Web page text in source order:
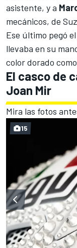
asistente, y a
mecánicos, de
Ese último pegó
llevaba en su
color dorado
El casco de
Joan Mir
Mira las fotos
15